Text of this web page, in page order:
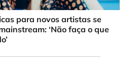
para novos artistas se
‘Não faça o que